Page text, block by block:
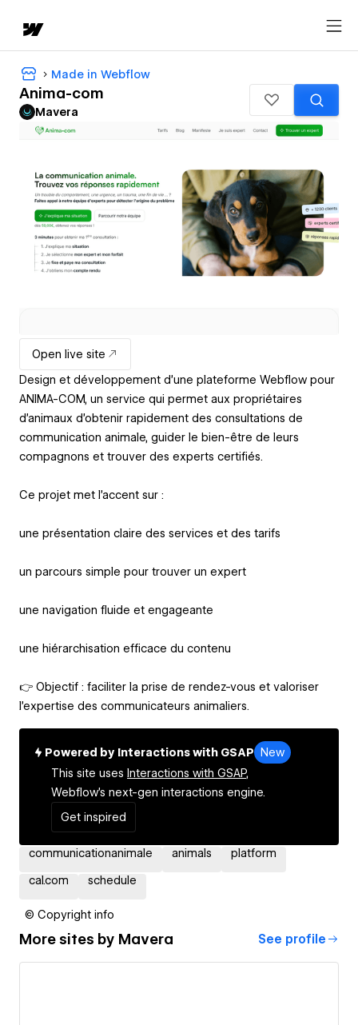
Made in Webflow
Anima-com
Mavera
Open live site
Design et développement d’une plateforme Webflow pour
ANIMA-COM, un service qui permet aux propriétaires
d’animaux d’obtenir rapidement des consultations de
communication animale, guider le bien-être de leurs
compagnons et trouver des experts certifiés.
Ce projet met l’accent sur :
une présentation claire des services et des tarifs
un parcours simple pour trouver un expert
une navigation fluide et engageante
une hiérarchisation efficace du contenu
👉 Objectif : faciliter la prise de rendez-vous et valoriser
l’expertise des communicateurs animaliers.
Powered by Interactions with GSAP
New
This site uses Interactions with GSAP,
Webflow's next-gen interactions engine.
Get inspired
communicationanimale animals platform
cal.com schedule
© Copyright info
More sites by Mavera See profile